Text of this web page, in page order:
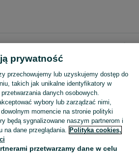
,ubranko do chrztu dla dziewczynki,ubranko
Zobacz
prywatność
przechowujemy lub uzyskujemy dostęp do
takich jak unikalne identyfikatory w
danych osobowych.
wybory lub zarządzać nimi,
momencie na stronie polityki
będą sygnalizowane naszym partnerom i
na dane przeglądania. Polityka cookies,
przetwarzamy dane w celu